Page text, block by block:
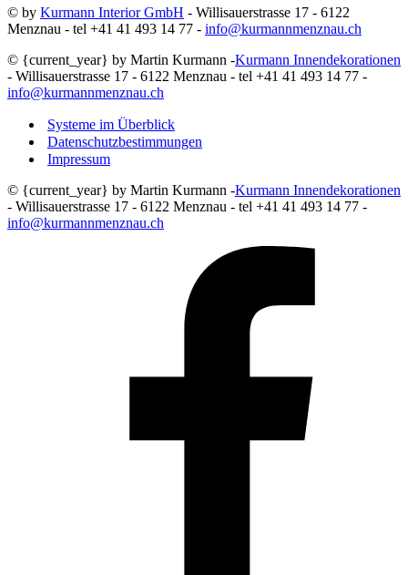
© by Kurmann Interior GmbH - Willisauerstrasse 17 - 6122
Menznau - tel +41 41 493 14 77 - info@kurmannmenznau.ch
© {current_year} by Martin Kurmann -Kurmann Innendekorationen
- Willisauerstrasse 17 - 6122 Menznau - tel +41 41 493 14 77 -
info@kurmannmenznau.ch
Systeme im Überblick
Datenschutzbestimmungen
Impressum
© {current_year} by Martin Kurmann -Kurmann Innendekorationen
- Willisauerstrasse 17 - 6122 Menznau - tel +41 41 493 14 77 -
info@kurmannmenznau.ch